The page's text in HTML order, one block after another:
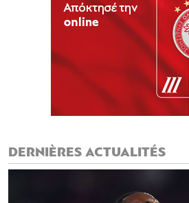
DERNIÈRES ACTUALITÉS